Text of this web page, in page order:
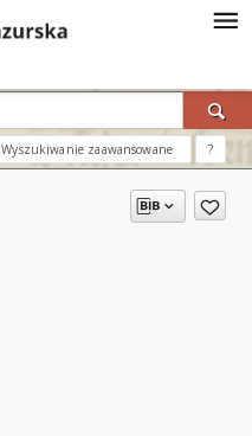
Wyszukiwanie zaawansowane ?